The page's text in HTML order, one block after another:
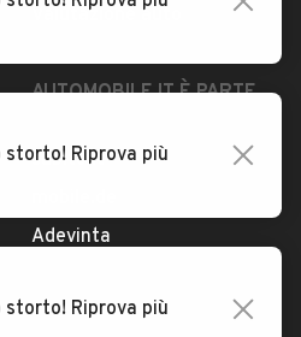
Valutazione auto
AUTOMOBILE.IT È PARTE
subito.it
Adevinta
storto! Riprova più
storto! Riprova più